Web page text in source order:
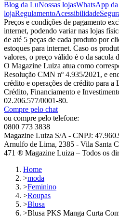
Blog da LuNossas lojasWhatsApp
lojaRegulamentoAcessibilidade
Preços e condições de pagamento
internet, podendo variar nas lojas
de até 5 peças de cada produto por
estoques para internet. Caso os
valores, o preço válido é o da sacola
O Magazine Luiza atua como
Resolução CMN nº 4.935/2021, e
crédito e operações de crédito para a
Crédito, Financiamento e
02.206.577/0001-80.
Compre pelo chat
ou compre pelo telefone:
0800 773 3838
Magazine Luiza S/A - CNPJ:
Arnulfo de Lima, 2385 - Vila Santa
471 ® Magazine Luiza – Todos os
Home
>moda
>Feminino
>Roupas
>Blusa
>Blusa PKS Manga Curta